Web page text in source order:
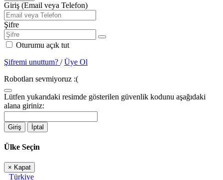
Giriş (Email veya Telefon)
Şifre
Oturumu açık tut
Şifremi unuttum? /Üye Ol
Robotları sevmiyoruz :(
Lütfen yukarıdaki resimde gösterilen güvenlik kodunu aşağıdaki
alana giriniz:
Giriş İptal
Ülke Seçin
× Kapat
Türkiye